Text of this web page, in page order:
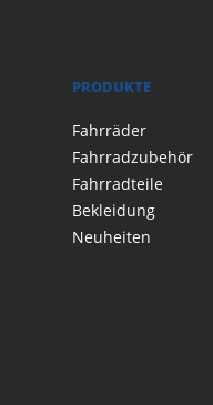
PRODUKTE
Fahrräder
Fahrradzubehör
Fahrradteile
Bekleidung
Neuheiten